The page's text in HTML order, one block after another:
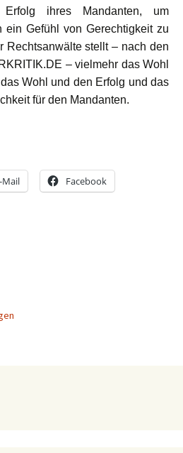
ihres Mandanten, um
ein Gefühl von Gerechtigkeit zu
Rechtsanwälte stellt – nach den
– vielmehr das Wohl
das Wohl und den Erfolg und das
für den Mandanten.
(?!) durch eigene
Mail Facebook